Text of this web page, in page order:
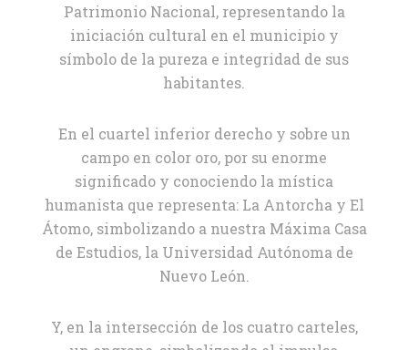
Patrimonio Nacional, representando la
iniciación cultural en el municipio y
símbolo de la pureza e integridad de sus
habitantes.
En el cuartel inferior derecho y sobre un
campo en color oro, por su enorme
significado y conociendo la mística
humanista que representa: La Antorcha y El
Átomo, simbolizando a nuestra Máxima Casa
de Estudios, la Universidad Autónoma de
Nuevo León.
Y, en la intersección de los cuatro carteles,